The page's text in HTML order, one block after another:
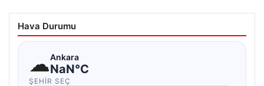
Hava Durumu
☁Ankara
NaN°C
ŞEHIR SEÇ